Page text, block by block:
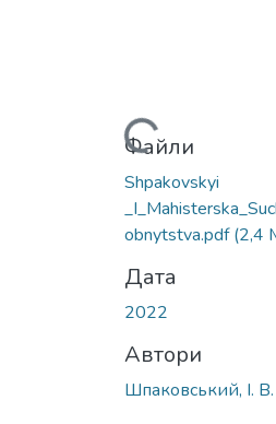
Вантажиться...
Файли
Shpakovskyi
obnytstva.pdf(2,4
Дата
2022
Автори
Шпаковський, І. В.